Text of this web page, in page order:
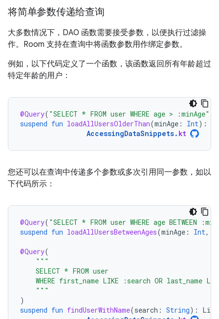
将简单参数传递给查询
大多数情况下，DAO 函数需要接受参数，以便执行过滤操
作。Room 支持在查询中将函数参数用作绑定参数。
例如，以下代码定义了一个函数，该函数返回所有年龄超过
特定年龄的用户：
@Query( "SELECT * FROM user WHERE age > :minAge"
suspend fun loadAllUsersOlderThan(minAge : Int):
AccessingDataSnippets. kt
您还可以在查询中传递多个参数或多次引用同一参数，如以
下代码所示：
@Query( "SELECT * FROM user WHERE age BETWEEN
suspend fun loadAllUsersBetweenAges(minAge : Int,
@Query(
"""
    SELECT * FROM user
WHERE first_name LIKE :search OR last_name
    """
)
suspend fun findUserWithName(search : String):